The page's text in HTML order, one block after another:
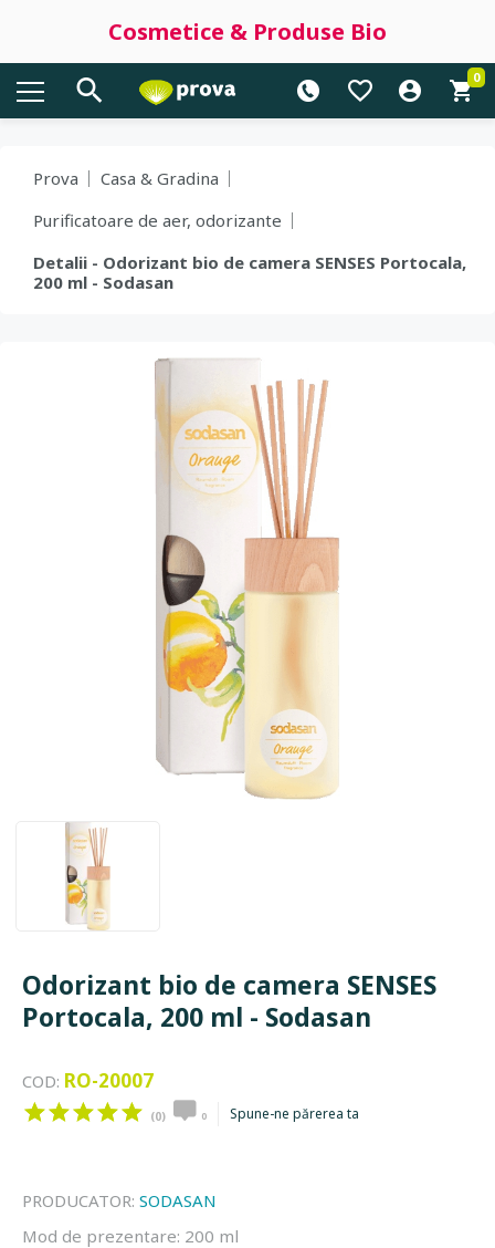
Cosmetice & Produse Bio
0
Prova
Casa & Gradina
Purificatoare de aer, odorizante
Detalii - Odorizant bio de camera SENSES Portocala,
200 ml - Sodasan
Odorizant bio de camera SENSES
Portocala, 200 ml - Sodasan
COD: RO-20007
(0) 0 Spune-ne părerea ta
PRODUCATOR: SODASAN
Mod de prezentare: 200 ml